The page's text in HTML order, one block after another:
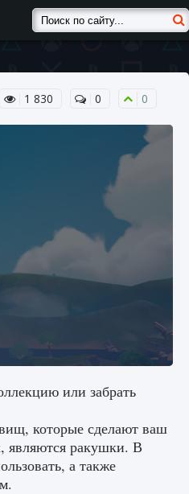
1 830 0 0
или забрать
которые сделают ваш
являются ракушки. В
а также